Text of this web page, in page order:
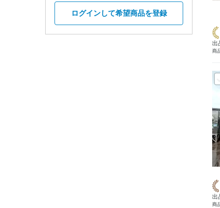
出
商
出
商
ログインして希望商品を登録